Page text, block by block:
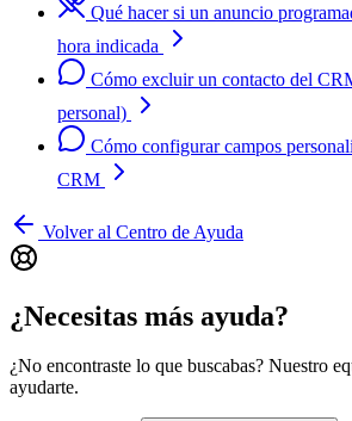
Qué hacer si un anuncio
hora indicada
Cómo excluir un contacto del
personal)
Cómo configurar campos
CRM
Volver al Centro de Ayuda
¿Necesitas más ayuda?
¿No encontraste lo que buscabas? Nuestro
ayudarte.